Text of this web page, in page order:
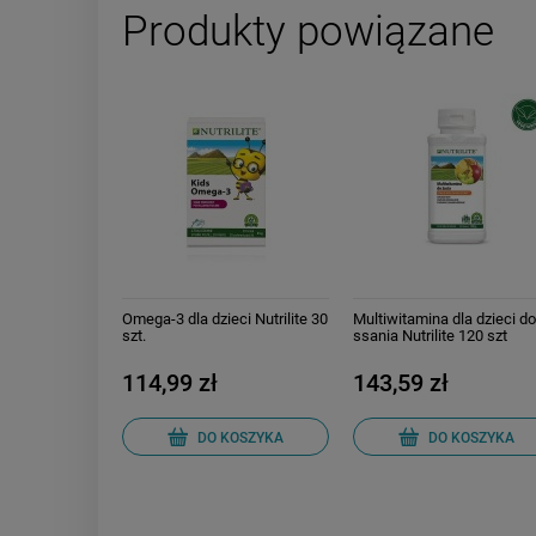
Produkty powiązane
Omega-3 dla dzieci Nutrilite 30
szt.
114,99 zł
DO KOSZYKA
Multiwitamina dla dzieci do
ssania Nutrilite 120 szt
143,59 zł
DO KOSZYKA